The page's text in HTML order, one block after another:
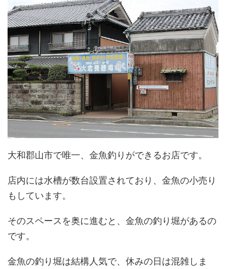
大和郡山市で唯一、金魚釣りができるお店です。
店内には水槽が数台設置されており、金魚の小売り
もしています。
そのスペースを奥に進むと、金魚の釣り堀があるの
です。
金魚の釣り堀は結構人気で、休みの日は混雑しま